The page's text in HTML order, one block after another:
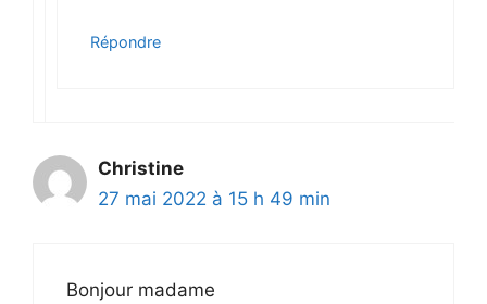
Répondre
Christine
27 mai 2022 à 15 h 49 min
Bonjour madame